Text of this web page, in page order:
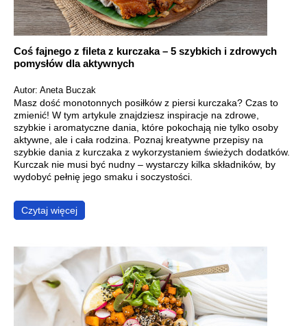
Coś fajnego z fileta z kurczaka – 5 szybkich i zdrowych
pomysłów dla aktywnych
Autor: Aneta Buczak
Masz dość monotonnych posiłków z piersi kurczaka? Czas to
zmienić! W tym artykule znajdziesz inspiracje na zdrowe,
szybkie i aromatyczne dania, które pokochają nie tylko osoby
aktywne, ale i cała rodzina. Poznaj kreatywne przepisy na
szybkie dania z kurczaka z wykorzystaniem świeżych dodatków.
Kurczak nie musi być nudny – wystarczy kilka składników, by
wydobyć pełnię jego smaku i soczystości.
Czytaj więcej